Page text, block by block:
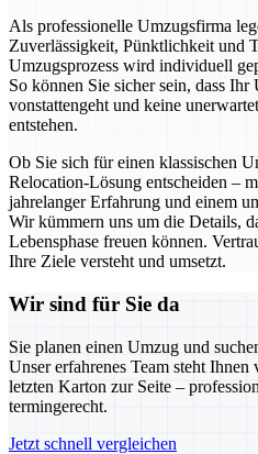
Als professionelle Umzugsfirma
Zuverlässigkeit, Pünktlichkeit und
Umzugsprozess wird individuell
So können Sie sicher sein, dass
vonstattengeht und keine
entstehen.
Ob Sie sich für einen klassischen
Relocation-Lösung entscheiden –
jahrelanger Erfahrung und einem
Wir kümmern uns um die Details,
Lebensphase freuen können.
Ihre Ziele versteht und umsetzt.
Wir sind für Sie da
Sie planen einen Umzug und
Unser erfahrenes Team steht
letzten Karton zur Seite –
termingerecht.
Jetzt schnell vergleichen